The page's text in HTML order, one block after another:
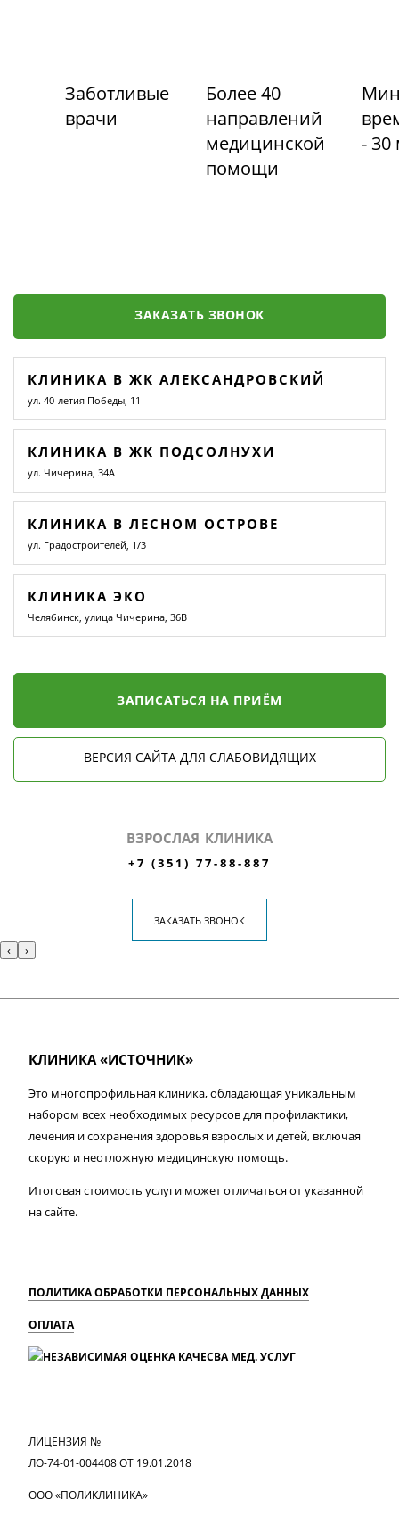
Заботливые
врачи
Более 40
направлений
медицинской
помощи
- 30
ЗАКАЗАТЬ ЗВОНОК
КЛИНИКА В ЖК АЛЕКСАНДРОВСКИЙ
ул. 40-летия Победы, 11
КЛИНИКА В ЖК ПОДСОЛНУХИ
ул. Чичерина, 34А
КЛИНИКА В ЛЕСНОМ ОСТРОВЕ
ул. Градостроителей, 1/3
КЛИНИКА ЭКО
Челябинск, улица Чичерина, 36В
ЗАПИСАТЬСЯ НА ПРИЁМ
ВЕРСИЯ САЙТА ДЛЯ СЛАБОВИДЯЩИХ
ВЗРОСЛАЯ КЛИНИКА
+7 (351) 77-88-887
ЗАКАЗАТЬ ЗВОНОК
‹ ›
КЛИНИКА «ИСТОЧНИК»
Это многопрофильная клиника, обладающая уникальным
набором всех необходимых ресурсов для профилактики,
лечения и сохранения здоровья взрослых и детей, включая
скорую и неотложную медицинскую помощь.
Итоговая стоимость услуги может отличаться от указанной
на сайте.
ПОЛИТИКА ОБРАБОТКИ ПЕРСОНАЛЬНЫХ ДАННЫХ
ОПЛАТА
ЛИЦЕНЗИЯ №
ЛО-74-01-004408 ОТ 19.01.2018
ООО «ПОЛИКЛИНИКА»